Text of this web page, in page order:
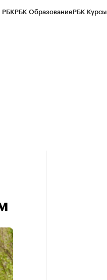
РБКРБК ОбразованиеРБК Курсы